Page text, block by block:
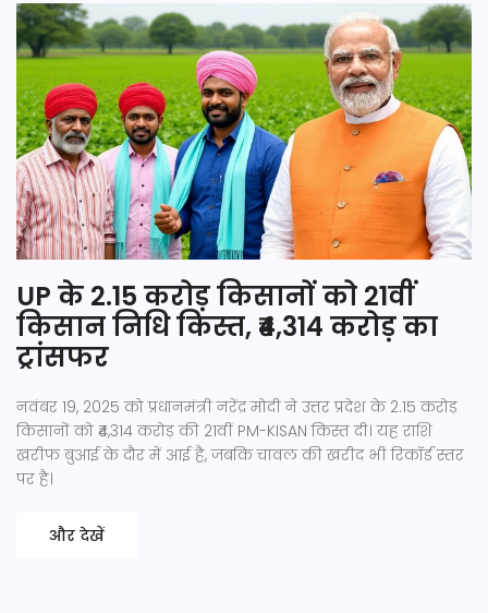
UP के 2.15 करोड़ किसानों को 21वीं
किसान निधि किस्त, ₹4,314 करोड़ का
ट्रांसफर
नवंबर 19, 2025 को प्रधानमंत्री नरेंद्र मोदी ने उत्तर प्रदेश के 2.15 करोड़
किसानों को ₹4,314 करोड़ की 21वीं PM-KISAN किस्त दी। यह राशि
खरीफ बुआई के दौर में आई है, जबकि चावल की खरीद भी रिकॉर्ड स्तर
पर है।
और देखें